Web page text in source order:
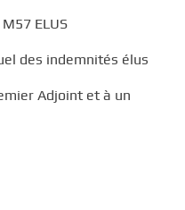
ELUS
des indemnités élus
Adjoint et à un